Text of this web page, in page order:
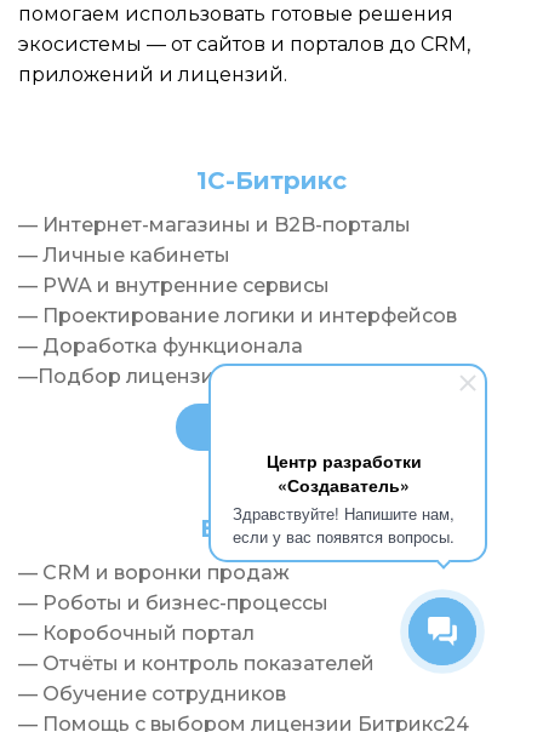
Центр разработки
«Создаватель»
Здравствуйте! Напишите нам,
если у вас появятся вопросы.
помогаем использовать готовые решения
экосистемы — от сайтов и порталов до CRM,
приложений и лицензий.
1С-Битрикс
— Интернет-магазины и B2B-порталы
— Личные кабинеты
— PWA и внутренние сервисы
— Проектирование логики и интерфейсов
— Доработка функционала
—Подбор лицензий 1С-Битрикс
Битрикс24
— CRM и воронки продаж
— Роботы и бизнес-процессы
— Коробочный портал
— Отчёты и контроль показателей
— Обучение сотрудников
— Помощь с выбором лицензии Битрикс24